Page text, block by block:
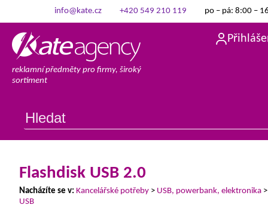
info@kate.cz +420 549 210 119 po – pá: 8:00 –
reklamní předměty pro firmy, široký
sortiment
Flashdisk USB 2.0
Nacházíte se v: Kancelářské potřeby > USB, powerbank, elektronika
USB